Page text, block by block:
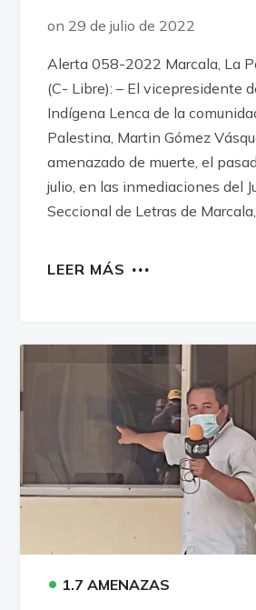
on 29 de julio de 2022
Alerta 058-2022 Marcala, La
(C- Libre): – El vicepresidente
Indígena Lenca de la
Palestina, Martin Gómez
amenazado de muerte, el
julio, en las inmediaciones del
Seccional de Letras de
LEER MÁS
• 1.7 AMENAZAS